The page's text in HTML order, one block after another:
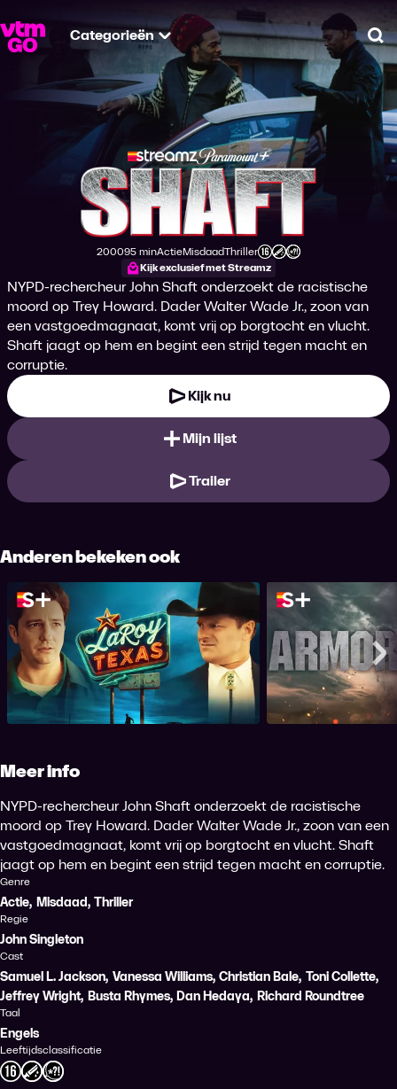
Categorieën
Shaft
Productiejaar
2000
Tijdsduur
95 min
Genre
Actie
Genre
Misdaad
Genre
Thriller
Leeftijdsclassificatie
Kijk exclusief met Streamz
NYPD-rechercheur John Shaft onderzoekt de racistische
moord op Trey Howard. Dader Walter Wade Jr., zoon van
een vastgoedmagnaat, komt vrij op borgtocht en vlucht.
Shaft jaagt op hem en begint een strijd tegen macht en
corruptie.
Kijk nu
Mijn lijst
Trailer
Anderen bekeken ook
LaRoy, Texas
Meer info
NYPD-rechercheur John Shaft onderzoekt de racistische
moord op Trey Howard. Dader Walter Wade Jr., zoon van een
vastgoedmagnaat, komt vrij op borgtocht en vlucht. Shaft
jaagt op hem en begint een strijd tegen macht en corruptie.
Genre
Actie, Misdaad, Thriller
Regie
John Singleton
Cast
Samuel L. Jackson, Vanessa Williams, Christian Bale, Toni Collette,
Jeffrey Wright, Busta Rhymes, Dan Hedaya, Richard Roundtree
Taal
Engels
Leeftijdsclassificatie